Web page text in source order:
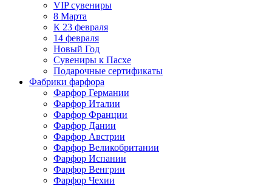
VIP сувениры
8 Марта
К 23 февраля
14 февраля
Новый Год
Сувениры к Пасхе
Подарочные сертификаты
Фабрики фарфора
Фарфор Германии
Фарфор Италии
Фарфор Франции
Фарфор Дании
Фарфор Австрии
Фарфор Великобритании
Фарфор Испании
Фарфор Венгрии
Фарфор Чехии